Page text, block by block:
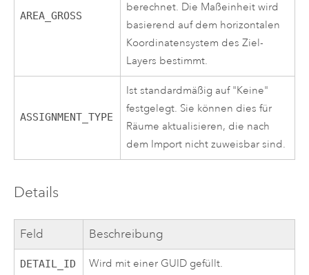
AREA_GROSS
berechnet. Die Maßeinheit wird
basierend auf dem horizontalen
Koordinatensystem des Ziel-
Layers bestimmt.
ASSIGNMENT_TYPE
Ist standardmäßig auf "Keine"
festgelegt. Sie können dies für
Räume aktualisieren, die nach
dem Import nicht zuweisbar sind.
Details
Feld Beschreibung
DETAIL_ID Wird mit einer GUID gefüllt.